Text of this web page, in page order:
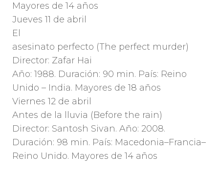
Mayores de 14 años
Jueves 11 de abril
El
asesinato perfecto (The perfect murder)
Director: Zafar Hai
Año: 1988. Duración: 90 min. País: Reino
Unido – India. Mayores de 18 años
Viernes 12 de abril
Antes de la lluvia (Before the rain)
Director: Santosh Sivan. Año: 2008.
Duración: 98 min. País: Macedonia–Francia–
Reino Unido. Mayores de 14 años